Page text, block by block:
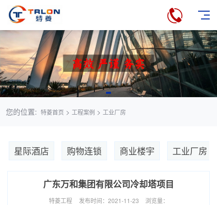
您的位置: 特菱首页 > 工程案例 > 工业厂房
星际酒店 购物连锁 商业楼宇 工业厂房
广东万和集团有限公司冷却塔项目
特菱工程 发布时间：2021-11-23 浏览量：